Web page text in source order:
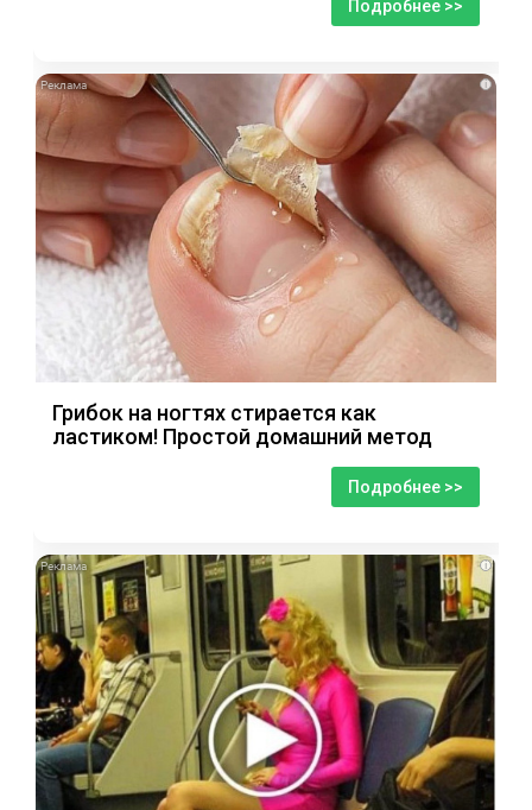
Подробнее >>
i
Грибок на ногтях стирается как
ластиком! Простой домашний метод
Подробнее >>
i